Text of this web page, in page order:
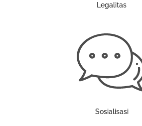
Legalitas
Sosialisasi